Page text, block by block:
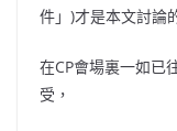
件」)才是本文討論
在CP會場裏一如已
受，